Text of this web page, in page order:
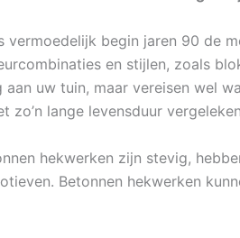
vermoedelijk begin jaren 90 de
en stijlen, zoals
uw tuin, maar vereisen wel
zo’n lange levensduur
hekwerken zijn stevig,
Betonnen hekwerken